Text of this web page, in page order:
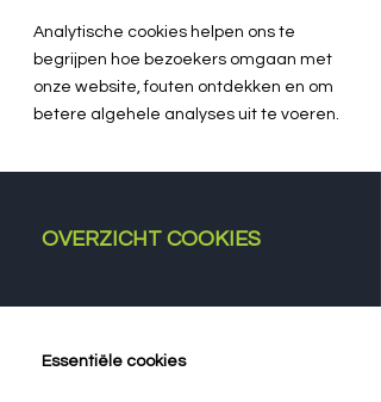
Analytische cookies helpen ons te
begrijpen hoe bezoekers omgaan met
onze website, fouten ontdekken en om
betere algehele analyses uit te voeren.
OVERZICHT COOKIES
Essentiële cookies